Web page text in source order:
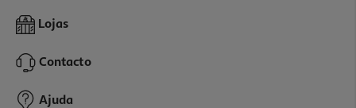
Livro Os Mauzões - Episódio 9
12,20 € PVP de editor
10,98 €
Lojas
Contacto
Ajuda